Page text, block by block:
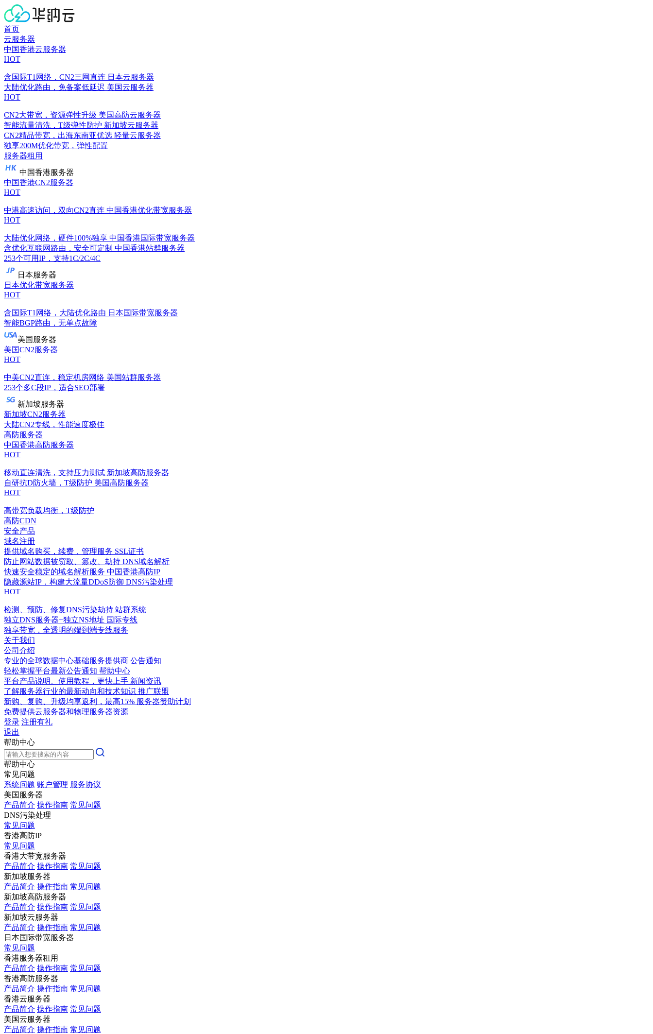
首页
云服务器
中国香港云服务器
HOT
含国际T1网络，CN2三网直连 日本云服务器
大陆优化路由，免备案低延迟 美国云服务器
HOT
CN2大带宽，资源弹性升级 美国高防云服务器
智能流量清洗，T级弹性防护 新加坡云服务器
CN2精品带宽，出海东南亚优选 轻量云服务器
独享200M优化带宽，弹性配置
服务器租用
中国香港服务器
中国香港CN2服务器
HOT
中港高速访问，双向CN2直连 中国香港优化带宽服务器
HOT
大陆优化网络，硬件100%独享 中国香港国际带宽服务器
含优化互联网路由，安全可定制 中国香港站群服务器
253个可用IP，支持1C/2C/4C
日本服务器
日本优化带宽服务器
HOT
含国际T1网络，大陆优化路由 日本国际带宽服务器
智能BGP路由，无单点故障
美国服务器
美国CN2服务器
HOT
中美CN2直连，稳定机房网络 美国站群服务器
253个多C段IP，适合SEO部署
新加坡服务器
新加坡CN2服务器
大陆CN2专线，性能速度极佳
高防服务器
中国香港高防服务器
HOT
移动直连清洗，支持压力测试 新加坡高防服务器
自研抗D防火墙，T级防护 美国高防服务器
HOT
高带宽负载均衡，T级防护
高防CDN
安全产品
域名注册
提供域名购买，续费，管理服务 SSL证书
防止网站数据被窃取、篡改、劫持 DNS域名解析
快速安全稳定的域名解析服务 中国香港高防IP
隐藏源站IP，构建大流量DDoS防御 DNS污染处理
HOT
检测、预防、修复DNS污染劫持 站群系统
独立DNS服务器+独立NS地址 国际专线
独享带宽，全透明的端到端专线服务
关于我们
公司介绍
专业的全球数据中心基础服务提供商 公告通知
轻松掌握平台最新公告通知 帮助中心
平台产品说明、使用教程，更快上手 新闻资讯
了解服务器行业的最新动向和技术知识 推广联盟
新购、复购、升级均享返利，最高15% 服务器赞助计划
免费提供云服务器和物理服务器资源
登录 注册有礼
退出
帮助中心
帮助中心
常见问题
系统问题 账户管理 服务协议
美国服务器
产品简介 操作指南 常见问题
DNS污染处理
常见问题
香港高防IP
常见问题
香港大带宽服务器
产品简介 操作指南 常见问题
新加坡服务器
产品简介 操作指南 常见问题
新加坡高防服务器
产品简介 操作指南 常见问题
新加坡云服务器
产品简介 操作指南 常见问题
日本国际带宽服务器
常见问题
香港服务器租用
产品简介 操作指南 常见问题
香港高防服务器
产品简介 操作指南 常见问题
香港云服务器
产品简介 操作指南 常见问题
美国云服务器
产品简介 操作指南 常见问题